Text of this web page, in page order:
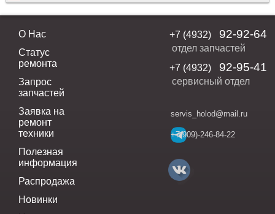
О Нас
Статус
ремонта
Запрос
запчастей
Заявка на
ремонт
техники
Полезная
информация
Распродажа
Новинки
+7 (4932) 92-92-64
отдел запчастей
+7 (4932)
92-95-41
сервисный отдел
servis_holod@mail.ru
+7(909)-246-84-22